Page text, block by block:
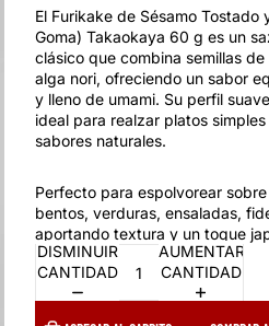
El Furikake de Sésamo Tostado
Goma) Takaokaya 60 g es un
clásico que combina semillas
alga nori, ofreciendo un sabor
y lleno de umami. Su perfil
ideal para realzar platos
sabores naturales.
Perfecto para espolvorear
bentos, verduras, ensaladas,
aportando textura y un toque
DISMINUIR
CANTIDAD
AUMENTAR
CANTIDAD